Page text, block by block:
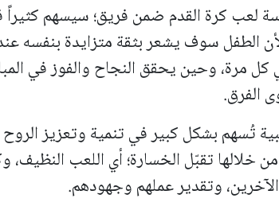
لعب كرة القدم ضمن فريق؛ سيسهم كثيراً
الطفل سوف يشعر بثقة متزايدة بنفسه
مرة، وحين يحقق النجاح والفوز في
الفرق.
تُسهم بشكل كبير في تنمية وتعزيز
خلالها تقبّل الخسارة؛ أي اللعب النظيف،
وتقدير عملهم وجهودهم.